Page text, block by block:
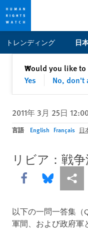
privacy
content
トレンディング 日
Would you like
Yes
No, don't
✕閉じる
2011年 3月 25日
言語 English Français 日
リビア：戦
Share this via
Share thisMore
以下の一問一答集（
軍間、および政府軍